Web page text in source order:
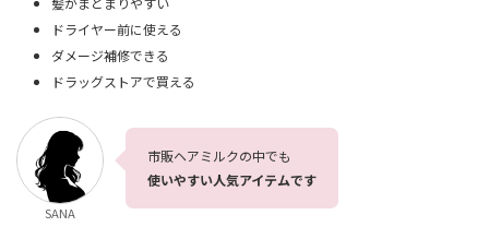
ドライヤー前に使える
ダメージ補修できる
ドラッグストアで買える
SANA
市販ヘアミルクの中でも
使いやすい人気アイテムです